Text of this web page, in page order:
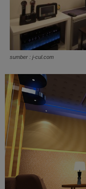
sumber : j-cul.com